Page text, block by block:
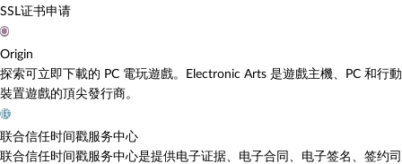
SSL证书申请
O
Origin
探索可立即下載的 PC 電玩遊戲。Electronic Arts 是遊戲主機、PC 和行動
裝置遊戲的頂尖發行商。
联
联合信任时间戳服务中心
联合信任时间戳服务中心是提供电子证据、电子合同、电子签名、签约司